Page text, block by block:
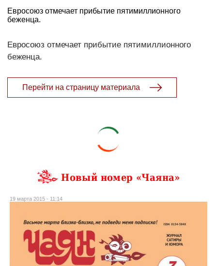
Евросоюз отмечает прибытие пятимиллионного
беженца.
Евросоюз отмечает прибытие пятимиллионного
беженца.
Перейти на страницу материала
Новый номер «Чаяна»
19 марта 2015 - 11:14